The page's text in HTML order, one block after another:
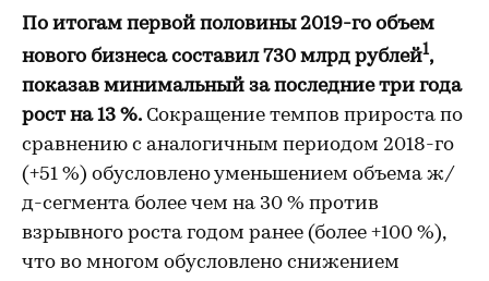
По итогам первой половины 2019-го объем
нового бизнеса составил 730 млрд рублей1,
показав минимальный за последние три года
рост на 13 %. Сокращение темпов прироста по
сравнению с аналогичным периодом 2018-го
(+51 %) обусловлено уменьшением объема ж/
д-сегмента более чем на 30 % против
взрывного роста годом ранее (более +100 %),
что во многом обусловлено снижением